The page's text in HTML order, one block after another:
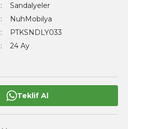
Sandalyeler
NuhMobilya
PTKSNDLY033
24 Ay
Teklif Al